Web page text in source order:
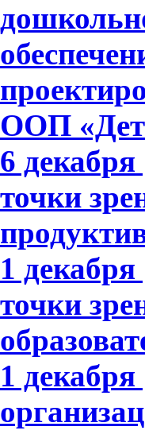
ООП
6
точки
1
точки
1